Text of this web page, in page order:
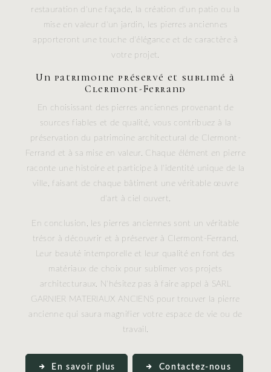
restauration d'une façade, la création d'un patio ou la
mise en valeur d'un jardin, les pierres anciennes
apporteront une touche d'élégance et de caractère à
votre projet.
Un patrimoine préservé et sublimé à
Clermont-Ferrand
En choisissant des pierres anciennes provenant de
sources fiables et de qualité, vous contribuez à la
préservation du patrimoine architectural de Clermont-
Ferrand et à sa mise en valeur. Chaque élément en pierre
raconte une histoire et participe à l'identité unique de la
ville, faisant de chaque bâtiment une véritable œuvre
d'art à ciel ouvert.
En conclusion, les pierres anciennes sont un véritable
trésor à découvrir et à préserver à Clermont-Ferrand.
Leur beauté intemporelle et leur qualité en font des
matériaux de choix pour sublimer vos projets
architecturaux. N'hésitez pas à faire appel à SARL
GARNIER MATERIAUX ANCIENS pour trouver la pierre
ancienne qui saura magnifier votre espace de vie ou de
travail.
En savoir plus Contactez-nous